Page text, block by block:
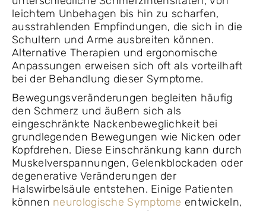
leichtem Unbehagen bis hin zu scharfen,
ausstrahlenden Empfindungen, die sich in die
Schultern und Arme ausbreiten können.
Alternative Therapien und ergonomische
Anpassungen erweisen sich oft als vorteilhaft
bei der Behandlung dieser Symptome.
Bewegungsveränderungen begleiten häufig
den Schmerz und äußern sich als
eingeschränkte Nackenbeweglichkeit bei
grundlegenden Bewegungen wie Nicken oder
Kopfdrehen. Diese Einschränkung kann durch
Muskelverspannungen, Gelenkblockaden oder
degenerative Veränderungen der
Halswirbelsäule entstehen. Einige Patienten
können neurologische Symptome entwickeln,